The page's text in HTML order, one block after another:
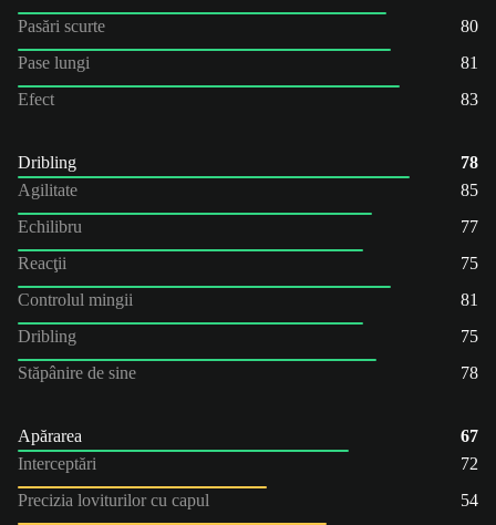
Pasări scurte
80
Pase lungi
81
Efect
83
Dribling
78
Agilitate
85
Echilibru
77
Reacţii
75
Controlul mingii
81
Dribling
75
Stăpânire de sine
78
Apărarea
67
Interceptări
72
Precizia loviturilor cu capul
54